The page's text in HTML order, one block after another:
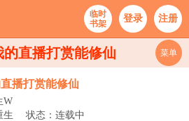
临时
书架
登录 注册
的直播打赏能修仙 菜单
播打赏能修仙
W
生
状态：连载中